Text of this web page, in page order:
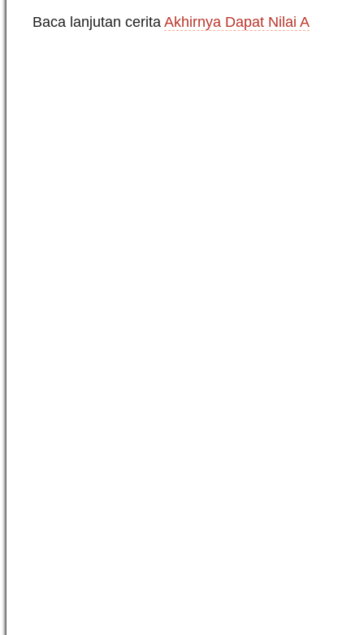
Baca lanjutan cerita Akhirnya Dapat Nilai A